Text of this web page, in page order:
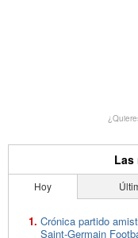
Las
Hoy
Crónica partido
Saint-Germain